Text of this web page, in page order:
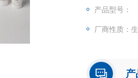
产品型号：
厂商性质：
产